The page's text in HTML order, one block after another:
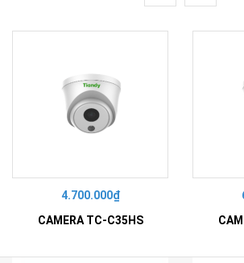
4.700.000₫
CAMERA TC-C35HS